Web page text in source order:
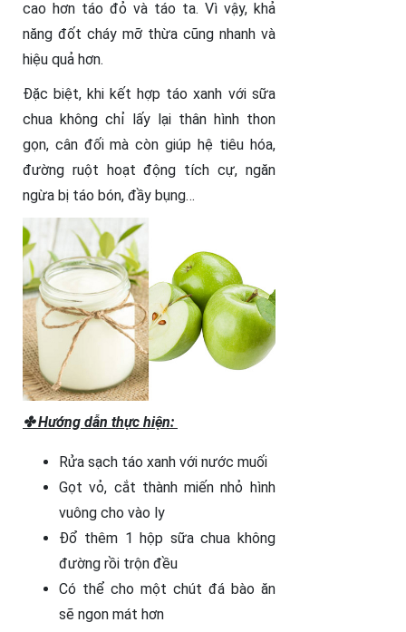
cao hơn táo đỏ và táo ta. Vì vậy, khả
năng đốt cháy mỡ thừa cũng nhanh và
hiệu quả hơn.
Đặc biệt, khi kết hợp táo xanh với sữa
chua không chỉ lấy lại thân hình thon
gọn, cân đối mà còn giúp hệ tiêu hóa,
đường ruột hoạt động tích cự, ngăn
ngừa bị táo bón, đầy bụng…
✤ Hướng dẫn thực hiện:
Rửa sạch táo xanh với nước muối
Gọt vỏ, cắt thành miến nhỏ hình
vuông cho vào ly
Đổ thêm 1 hộp sữa chua không
đường rồi trộn đều
Có thể cho một chút đá bào ăn
sẽ ngon mát hơn